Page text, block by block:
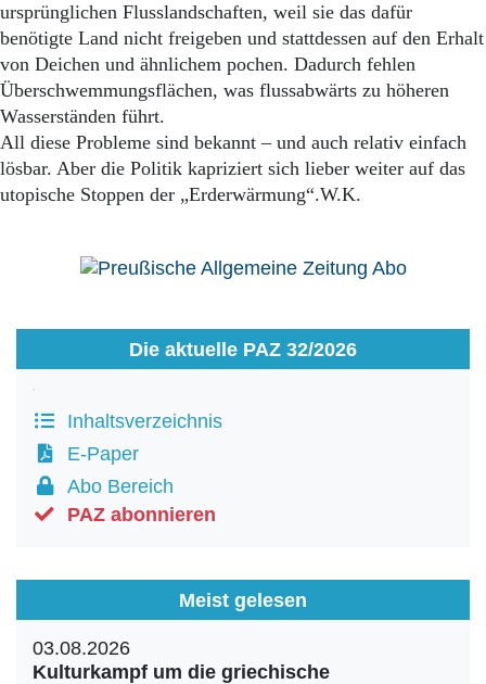
ursprünglichen Flusslandschaften, weil sie das dafür
benötigte Land nicht freigeben und stattdessen auf den Erhalt
von Deichen und ähnlichem pochen. Dadurch fehlen
Überschwemmungsflächen, was flussabwärts zu höheren
Wasserständen führt.
All diese Probleme sind bekannt – und auch relativ einfach
lösbar. Aber die Politik kapriziert sich lieber weiter auf das
utopische Stoppen der „Erderwärmung“.W.K.
Die aktuelle PAZ 32/2026
Inhaltsverzeichnis
E-Paper
Abo Bereich
PAZ abonnieren
Meist gelesen
03.08.2026
Kulturkampf um die griechische